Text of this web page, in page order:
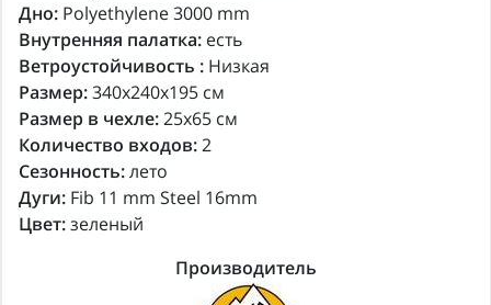
Дно: Polyethylene 3000 mm
Внутренняя палатка: есть
Ветроустойчивость : Низкая
Размер:340x240x195 см
Размер в чехле:25x65 см
Количество входов:2
Сезонность:лето
Дуги: Fib 11 mm Steel 16mm
Цвет:зеленый
Производитель